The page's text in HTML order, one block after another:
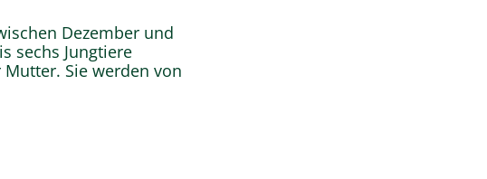
Dezember und
sechs Jungtiere
Sie werden von